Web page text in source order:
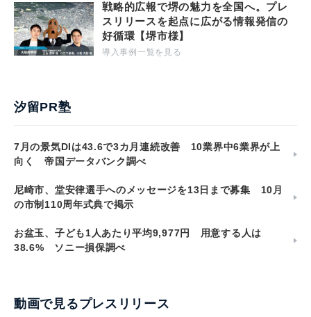
戦略的広報で堺の魅力を全国へ。プレ
スリリースを起点に広がる情報発信の
好循環【堺市様】
導入事例一覧を見る
汐留PR塾
7月の景気DIは43.6で3カ月連続改善 10業界中6業界が上
向く 帝国データバンク調べ
尼崎市、堂安律選手へのメッセージを13日まで募集 10月
の市制110周年式典で掲示
お盆玉、子ども1人あたり平均9,977円 用意する人は
38.6% ソニー損保調べ
動画で見るプレスリリース